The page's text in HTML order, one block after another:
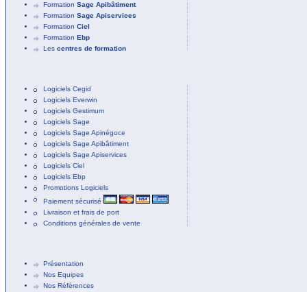
Formation Sage Apibâtiment
Formation Sage Apiservices
Formation Ciel
Formation Ebp
Les centres de formation
Logiciels Cegid
Logiciels Everwin
Logiciels Gestimum
Logiciels Sage
Logiciels Sage Apinégoce
Logiciels Sage Apibâtiment
Logiciels Sage Apiservices
Logiciels Ciel
Logiciels Ebp
Promotions Logiciels
Paiement sécurisé
Livraison et frais de port
Conditions générales de vente
Présentation
Nos Equipes
Nos Références